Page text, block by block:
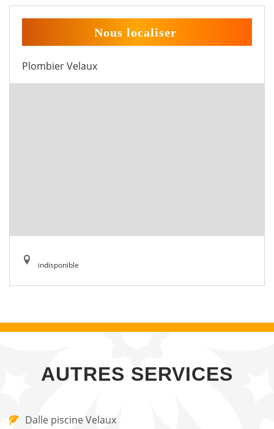
Nous localiser
Plombier Velaux
indisponible
AUTRES SERVICES
Dalle piscine Velaux